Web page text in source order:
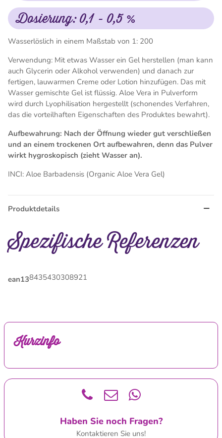
Dosierung: 0,1 - 0,5 %
Wasserlöslich in einem Maßstab von 1: 200
Verwendung: Mit etwas Wasser ein Gel herstellen (man kann
auch Glycerin oder Alkohol verwenden) und danach zur
fertigen, lauwarmen Creme oder Lotion hinzufügen. Das mit
Wasser gemischte Gel ist flüssig. Aloe Vera in Pulverform
wird durch Lyophilisation hergestellt (schonendes Verfahren,
das die vorteilhaften Eigenschaften des Produktes bewahrt).
Aufbewahrung: Nach der Öffnung wieder gut verschließen
und an einem trockenen Ort aufbewahren, denn das Pulver
wirkt hygroskopisch (zieht Wasser an).
INCI: Aloe Barbadensis (Organic Aloe Vera Gel)
Produktdetails
Spezifische Referenzen
ean138435430308921
Kurzinfo
Haben Sie noch Fragen?
Kontaktieren Sie uns!